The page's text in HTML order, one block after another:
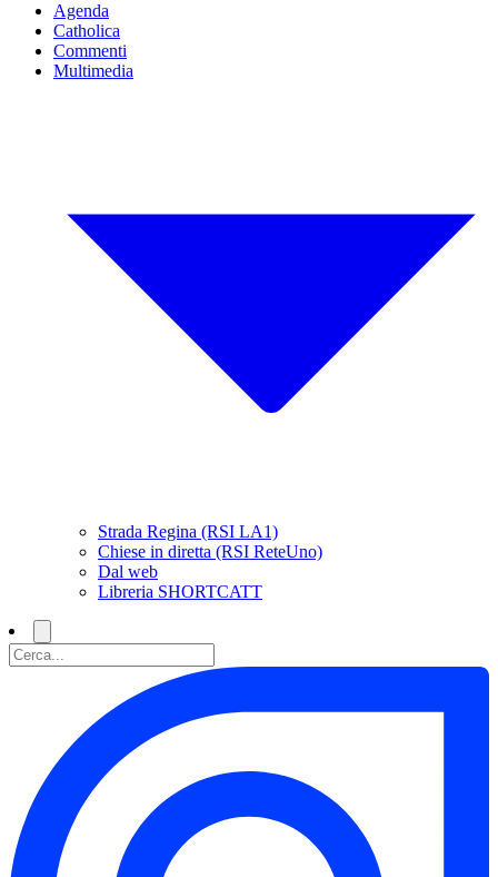
Agenda
Catholica
Commenti
Multimedia
Strada Regina (RSI LA1)
Chiese in diretta (RSI ReteUno)
Dal web
Libreria SHORTCATT